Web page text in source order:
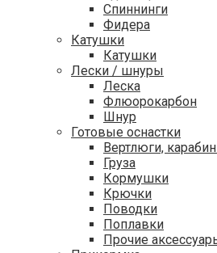
Спиннинги
Фидера
Катушки
Катушки
Лески / шнуры
Леска
Флюорокарбон
Шнур
Готовые оснастки
Вертлюги,
Груза
Кормушки
Крючки
Поводки
Поплавки
Прочие